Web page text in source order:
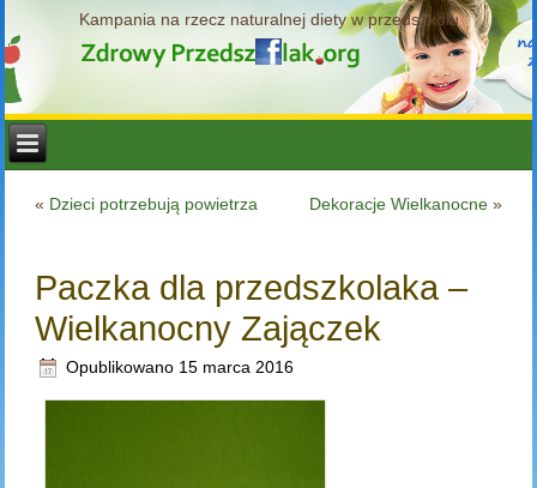
Kampania na rzecz naturalnej diety w przedszkolu
« Dzieci potrzebują powietrza Dekoracje Wielkanocne»
Paczka dla przedszkolaka –
Wielkanocny Zajączek
Opublikowano 15 marca 2016